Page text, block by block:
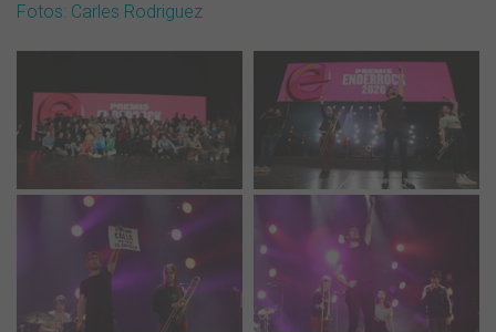
Fotos: Carles Rodriguez